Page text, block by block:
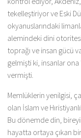
tekelleştiriyor ve Eski
okyanuslarındaki
alemindeki dini
toprağı ve insan gücü
gelmişti ki, insanlar ona
vermişti.
Memlüklerin yenilgisi,
olan İslam ve
Bu dönemde din,
hayatta ortaya çıkan